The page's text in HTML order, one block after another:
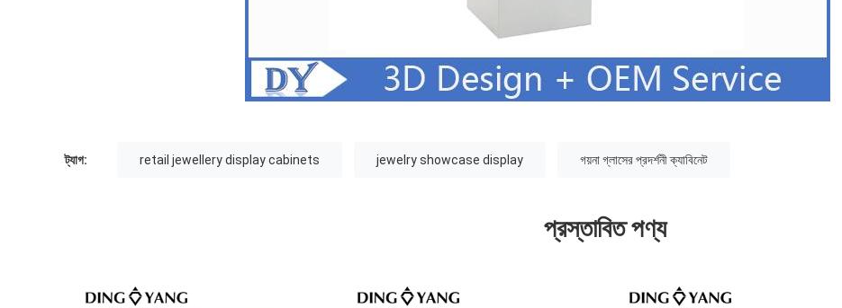
ট্যাগ: retail jewellery display cabinets jewelry showcase display গয়না গ্লাসের প্রদর্শনী ক্যাবিনেট
প্রস্তাবিত পণ্য